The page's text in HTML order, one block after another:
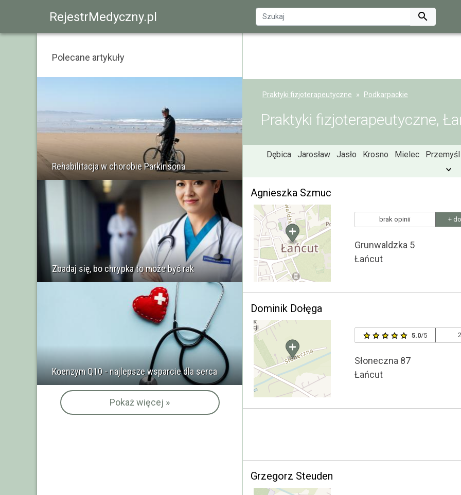
RejestrMedyczny.pl 
Praktyki fizjoterapeutyczne Podkarpackie
Praktyki fizjoterapeutyczne,
Dębica Jarosław Jasło Krosno Mielec Przemyśl
Agnieszka Szmuc
brak opinii +
Grunwaldzka 5
Łańcut
Dominik Dołęga
5.0/5
Słoneczna 87
Łańcut
Grzegorz Steuden
Polecane artykuły
Rehabilitacja w chorobie Parkinsona
Zbadaj się, bo chrypka to może być rak
Koenzym Q10 - najlepsze wsparcie dla serca
Pokaż więcej »